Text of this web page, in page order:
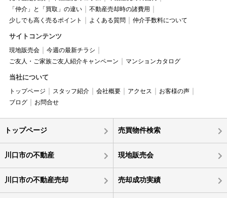
「仲介」と「買取」の違い
不動産売却時の諸費用
少しでも高く売るポイント
よくある質問 仲介手数料について
サイトコンテンツ
現地販売会
今週の最新チラシ
ご友人・ご家族ご友人紹介キャンペーン
マンションカタログ
当社について
トップページ スタッフ紹介 会社概要 アクセス
お客様の声
ブログ
お問合せ
トップページ 売買物件検索
川口市の不動産 現地販売会
川口市の不動産売却 売却成功実績